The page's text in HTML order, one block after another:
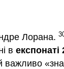
Лорана.
в експонаті